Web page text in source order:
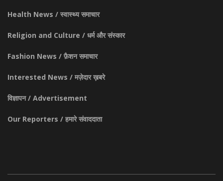
Health News / स्वास्थ्य समाचार
Religion and Culture / धर्म और संस्कार
Fashion News / फ़ैशन समाचार
Interested News / मज़ेदार ख़बरे
विज्ञापन / Advertisement
Our Reporters / हमारे संवाददाता